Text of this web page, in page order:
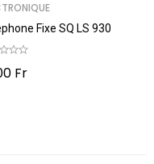
Fixe SQ LS 930
Fr